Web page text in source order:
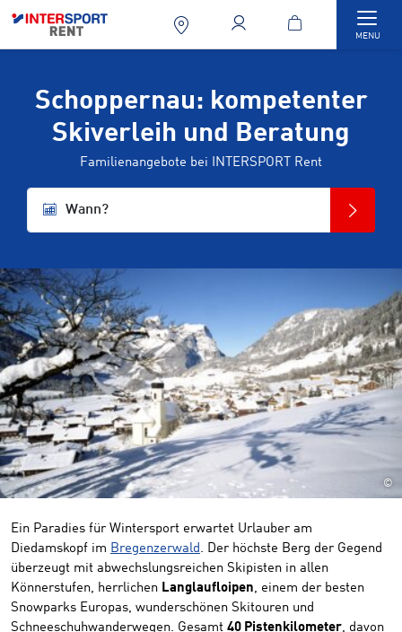
MENU
Schoppernau: kompetenter
Skiverleih und Beratung
Familienangebote bei INTERSPORT Rent
Wann?
©
Ein Paradies für Wintersport erwartet Urlauber am
Diedamskopf im Bregenzerwald. Der höchste Berg der Gegend
überzeugt mit abwechslungsreichen Skipisten in allen
Könnerstufen, herrlichen Langlaufloipen, einem der besten
Snowparks Europas, wunderschönen Skitouren und
Schneeschuhwanderwegen. Gesamt 40 Pistenkilometer, davon